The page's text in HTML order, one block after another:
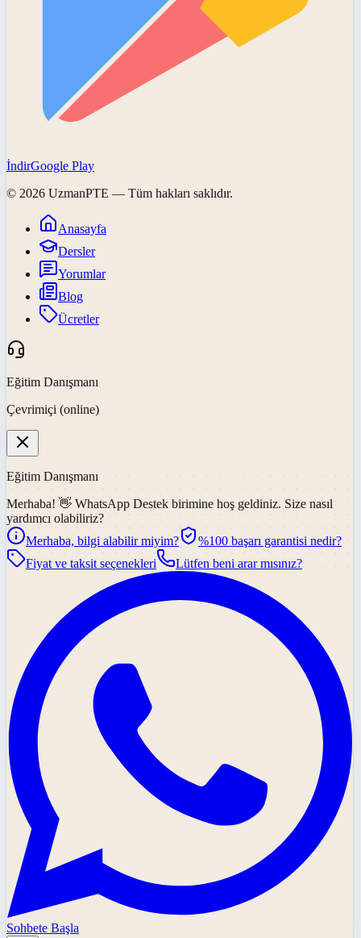
İndirGoogle Play
© 2026 UzmanPTE — Tüm hakları saklıdır.
Anasayfa
Dersler
Yorumlar
Blog
Ücretler
Eğitim Danışmanı
Çevrimiçi (online)
Eğitim Danışmanı
Merhaba! 👋 WhatsApp Destek birimine hoş geldiniz. Size nasıl
yardımcı olabiliriz?
Merhaba, bilgi alabilir miyim?
%100 başarı garantisi nedir?
Fiyat ve taksit seçenekleri
Lütfen beni arar mısınız?
Sohbete Başla